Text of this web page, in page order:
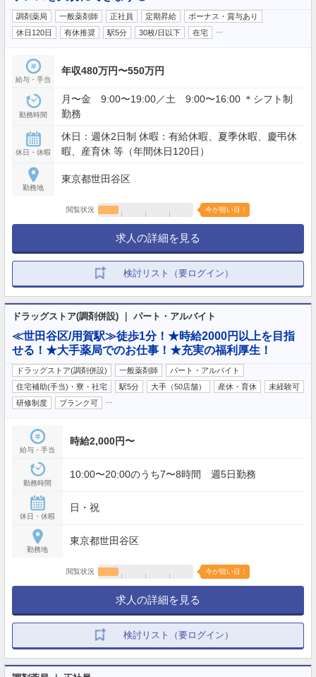
調剤薬局 一般薬剤師 正社員 定期昇給
ボーナス・賞与あり
休日120日
有休推奨 駅5分 30枚/日以下 在宅
給与・手当
年収480万円〜550万円
勤務時間
月〜金 9:00〜19:00／土 9:00〜16:00 ＊シフト制
勤務
休日・休暇
休日：週休2日制 休暇：有給休暇、夏季休暇、慶弔休
暇、産育休 等（年間休日120日）
勤務地
東京都世田谷区
閲覧状況 今が狙い目！
求人の詳細を見る
検討リスト（要ログイン）
ドラッグストア(調剤併設) ｜ パート・アルバイト
≪世田谷区/用賀駅≫徒歩1分！★時給2000円以上を目指
せる！★大手薬局でのお仕事！★充実の福利厚生！
ドラッグストア(調剤併設) 一般薬剤師
パート・アルバイト
住宅補助(手当)・寮・社宅
駅5分 大手（50店舗） 産休・育休
未経験可
研修制度
ブランク可
給与・手当
時給2,000円〜
勤務時間
10:00〜20:00のうち7〜8時間 週5日勤務
休日・休暇
日・祝
勤務地
東京都世田谷区
閲覧状況 今が狙い目！
求人の詳細を見る
検討リスト（要ログイン）